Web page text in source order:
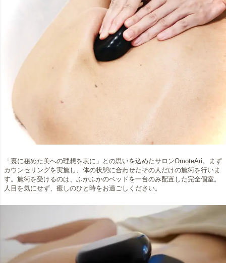
「裏に秘めた美への理想を表に」との思いを込めたサロンOmoteAri。まず
カウンセリングを実施し、体の状態に合わせたその人だけの施術を行いま
す。施術を受けるのは、ふかふかのベッドを一台のみ配置した完全個室。
人目を気にせず、癒しのひと時をお過ごしください。